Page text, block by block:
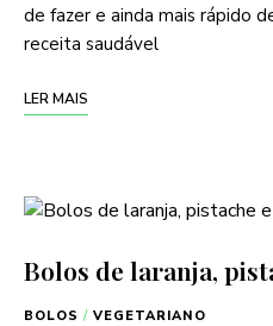
de fazer e ainda mais rápido
receita saudável
LER MAIS
Bolos de laranja,
BOLOS / VEGETARIANO